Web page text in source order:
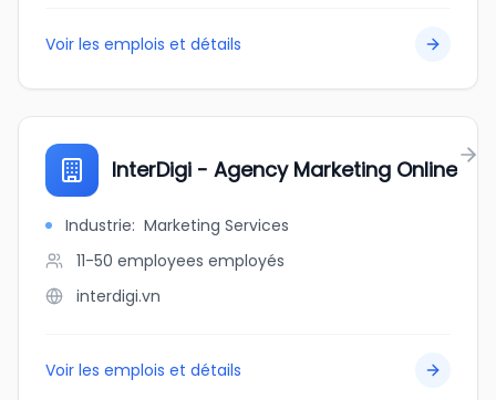
Voir les emplois et détails
InterDigi - Agency Marketing Online
Industrie: Marketing Services
11-50 employees employés
interdigi.vn
Voir les emplois et détails